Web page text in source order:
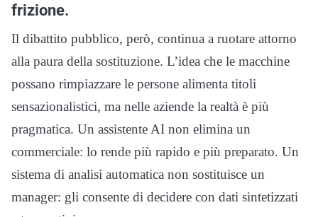
frizione.
Il dibattito pubblico, però, continua a ruotare attorno
alla paura della sostituzione. L’idea che le macchine
possano rimpiazzare le persone alimenta titoli
sensazionalistici, ma nelle aziende la realtà è più
pragmatica. Un assistente AI non elimina un
commerciale: lo rende più rapido e più preparato. Un
sistema di analisi automatica non sostituisce un
manager: gli consente di decidere con dati sintetizzati